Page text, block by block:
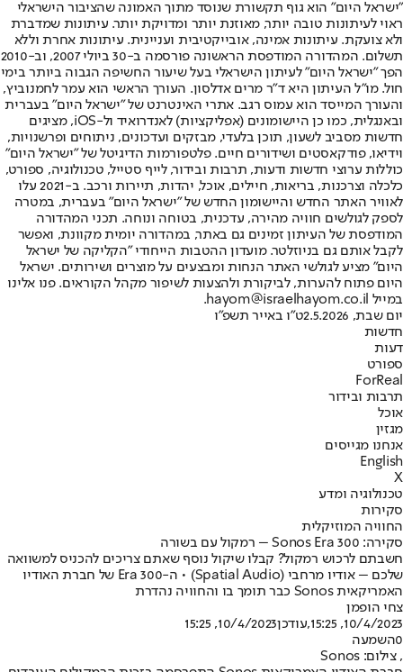
"ישראל היום" הוא גוף תקשורת שנוסד מתוך האמונה שהציבור הישראלי
ראוי לעיתונות טובה יותר, מאוזנת יותר ומדויקת יותר. עיתונות שמדברת
ולא צועקת. עיתונות אמינה, אובייקטיבית ועניינית. עיתונות אחרת וללא
תשלום. המהדורה המודפסת הראשונה פורסמה ב-30 ביולי 2007, וב-2010
הפך "ישראל היום" לעיתון הישראלי בעל שיעור החשיפה הגבוה ביותר בימי
חול. מו"ל העיתון היא ד"ר מרים אדלסון. העורך הראשי הוא עמר לחמנוביץ,
והעורך המייסד הוא עמוס רגב. אתרי האינטרנט של "ישראל היום" בעברית
ובאנגלית, כמו כן היישומונים (אפליקציות) לאנדרואיד ול-iOS, מציגים
חדשות מסביב לשעון, תוכן בלעדי, מבזקים ועדכונים, ניתוחים ופרשנויות,
וידיאו, פודקאסטים ושידורים חיים. פלטפורמות הדיגיטל של "ישראל היום"
כוללות ערוצי חדשות ודעות, תרבות ובידור, לייף סטייל, טכנולוגיה, ספורט,
כלכלה וצרכנות, בריאות, חיילים, אוכל, יהדות, תיירות ורכב. ב-2021 עלו
לאוויר האתר החדש והיישומון החדש של "ישראל היום" בעברית, במטרה
לספק לגולשים חוויה מהירה, עדכנית, בטוחה ונוחה. תכני המהדורה
המודפסת של העיתון זמינים גם באתר, במהדורה יומית מקוונת, ואפשר
לקבל אותם גם בניוזלטר. מועדון ההטבות הייחודי "הקליקה של ישראל
היום" מציע לגולשי האתר הנחות ומבצעים על מוצרים ושירותים. ישראל
היום פתוח להערות, לביקורת ולהצעות לשיפור מקהל הקוראים. פנו אלינו
במייל hayom@israelhayom.co.il.
יום שבת, 2.5.2026
ט"ו באייר תשפ"ו
חדשות
דעות
ספורט
ForReal
תרבות ובידור
אוכל
מגזין
אנחנו מגייסים
English
X
טכנולוגיה ומדע
סקירות
החוויה המוזיקלית
סקירה: Sonos Era 300 – רמקול עם בשורה
חשבתם לרכוש רמקול? קבלו שיקול נוסף שאתם צריכים להכניס למשוואה
שלכם – אודיו מרחבי (Spatial Audio) • ה-Era 300 של חברת האודיו
האמריקאית Sonos כבר תומך בו והחוויה נהדרת
צחי הופמן
10/4/2023, 15:25
,עודכן10/4/2023, 15:25
0השמעה
, צילום: Sonos